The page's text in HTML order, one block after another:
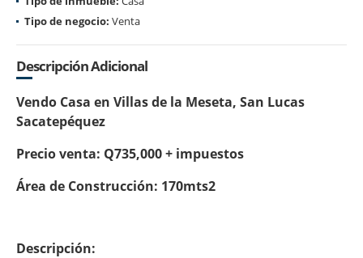
Tipo de negocio: Venta
Descripción Adicional
Vendo Casa en Villas de la Meseta, San Lucas
Sacatepéquez
Precio venta: Q735,000 + impuestos
Área de Construcción: 170mts2
Descripción: